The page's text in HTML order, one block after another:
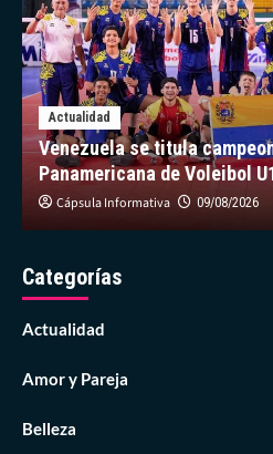
Actualidad
Venezuela se titula
Panamericana de Voleibol
Cápsula Informativa 09/08/2026
Categorías
Actualidad
Amor y Pareja
Belleza